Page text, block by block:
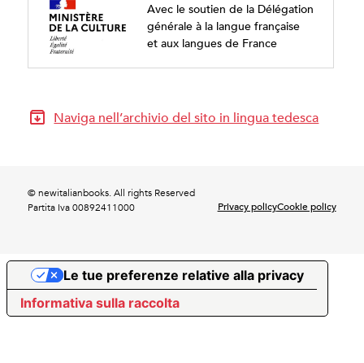
Avec le soutien de la Délégation
générale à la langue française
et aux langues de France
Naviga nell’archivio del sito in lingua tedesca
© newitalianbooks. All rights Reserved
Partita Iva 00892411000
Privacy policyCookie policy
Informativa sulla raccolta
Le tue preferenze relative alla privacy